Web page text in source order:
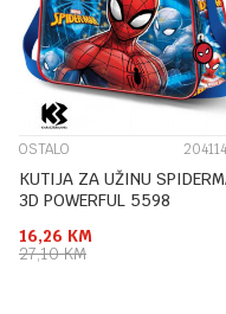
OSTALO
KUTIJA ZA UŽINU
3D POWERFUL 5598
16,26 KM
27,10KM